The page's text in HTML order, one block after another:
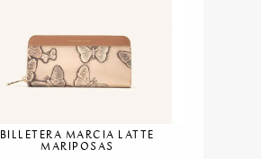
BILLETERA MARCIA LATTE
MARIPOSAS